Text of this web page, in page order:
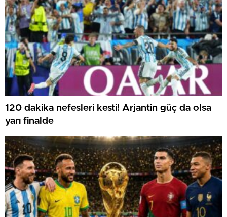
120 dakika nefesleri kesti! Arjantin güç da olsa
yarı finalde